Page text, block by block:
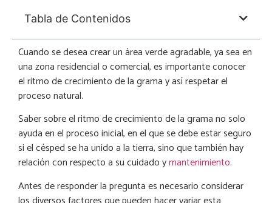
Tabla de Contenidos
Cuando se desea crear un área verde agradable, ya sea en
una zona residencial o comercial, es importante conocer
el ritmo de crecimiento de la grama y así respetar el
proceso natural.
Saber sobre el ritmo de crecimiento de la grama no solo
ayuda en el proceso inicial, en el que se debe estar seguro
si el césped se ha unido a la tierra, sino que también hay
relación con respecto a su cuidado ymantenimiento.
Antes de responder la pregunta es necesario considerar